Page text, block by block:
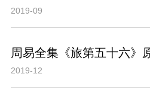
2019-09
周易全集《旅第五十六》
2019-12